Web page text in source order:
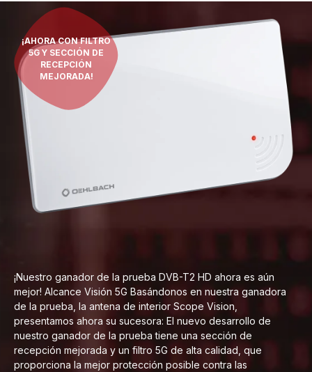
¡AHORA CON FILTRO
5G Y SECCIÓN DE
RECEPCIÓN
MEJORADA!
¡Nuestro ganador de la prueba DVB-T2 HD ahora es aún
mejor! Alcance Visión 5G Basándonos en nuestra ganadora
de la prueba, la antena de interior Scope Vision,
presentamos ahora su sucesora: El nuevo desarrollo de
nuestro ganador de la prueba tiene una sección de
recepción mejorada y un filtro 5G de alta calidad, que
proporciona la mejor protección posible contra las